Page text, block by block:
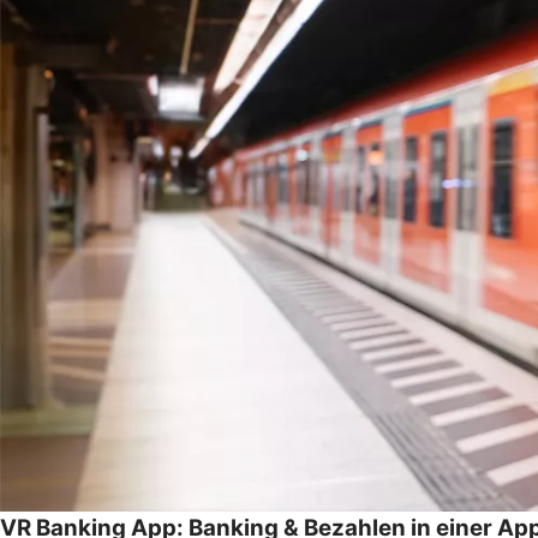
VR Banking App: Banking & Bezahlen in einer